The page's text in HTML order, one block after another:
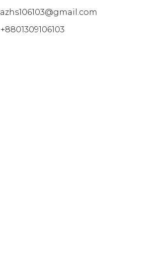
azhs106103@gmail.com
+8801309106103